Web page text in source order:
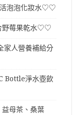
泡泡化妝水♡♡
野莓果乾水♡♡
人營養補給分
Bottle淨水壺飲
母茶、桑葉